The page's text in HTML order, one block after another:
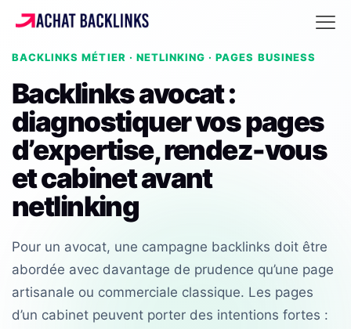
BACKLINKS MÉTIER · NETLINKING · PAGES BUSINESS
Backlinks avocat :
diagnostiquer vos pages
d’expertise, rendez-vous
et cabinet avant
netlinking
Pour un avocat, une campagne backlinks doit être
abordée avec davantage de prudence qu’une page
artisanale ou commerciale classique. Les pages
d’un cabinet peuvent porter des intentions fortes :